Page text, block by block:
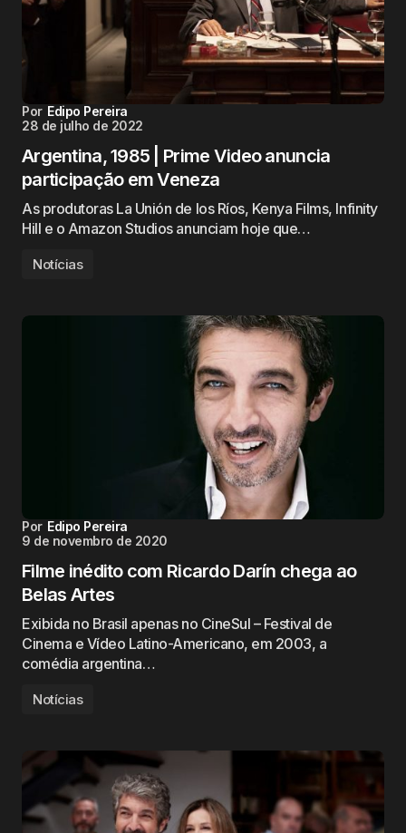
Por Edipo Pereira
28 de julho de 2022
Argentina, 1985 | Prime Video anuncia
participação em Veneza
As produtoras La Unión de los Ríos, Kenya Films, Infinity
Hill e o Amazon Studios anunciam hoje que…
Notícias
Por Edipo Pereira
9 de novembro de 2020
Filme inédito com Ricardo Darín chega ao
Belas Artes
Exibida no Brasil apenas no CineSul – Festival de
Cinema e Vídeo Latino-Americano, em 2003, a
comédia argentina…
Notícias